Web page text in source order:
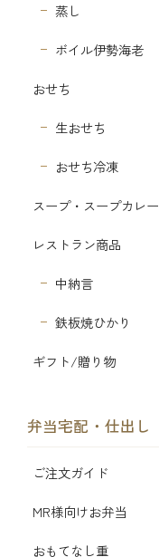
蒸し
ボイル伊勢海老
おせち
生おせち
おせち冷凍
スープ・スープカレー
レストラン商品
中納言
鉄板焼ひかり
ギフト/贈り物
弁当宅配・仕出し
ご注文ガイド
MR様向けお弁当
おもてなし重